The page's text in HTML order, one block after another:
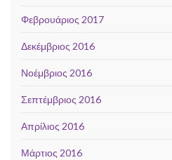
Φεβρουάριος 2017
Δεκέμβριος 2016
Νοέμβριος 2016
Σεπτέμβριος 2016
Απρίλιος 2016
Μάρτιος 2016